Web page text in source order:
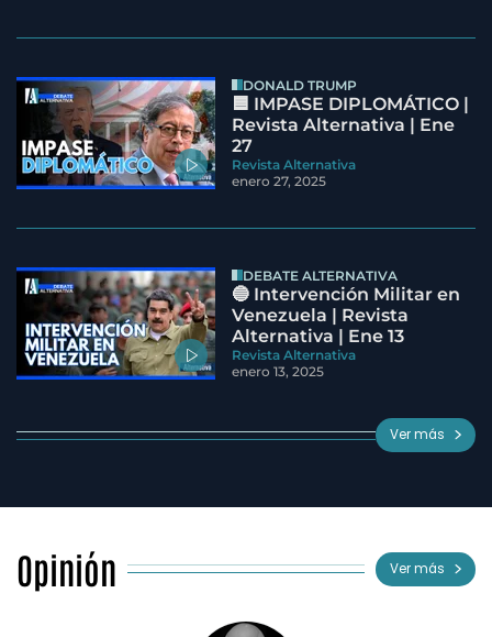
DONALD TRUMP
🟦 IMPASE DIPLOMÁTICO |
Revista Alternativa | Ene
27
Revista Alternativa
enero 27, 2025
DEBATE ALTERNATIVA
🔵 Intervención Militar en
Venezuela | Revista
Alternativa | Ene 13
Revista Alternativa
enero 13, 2025
Ver más
Opinión Ver más